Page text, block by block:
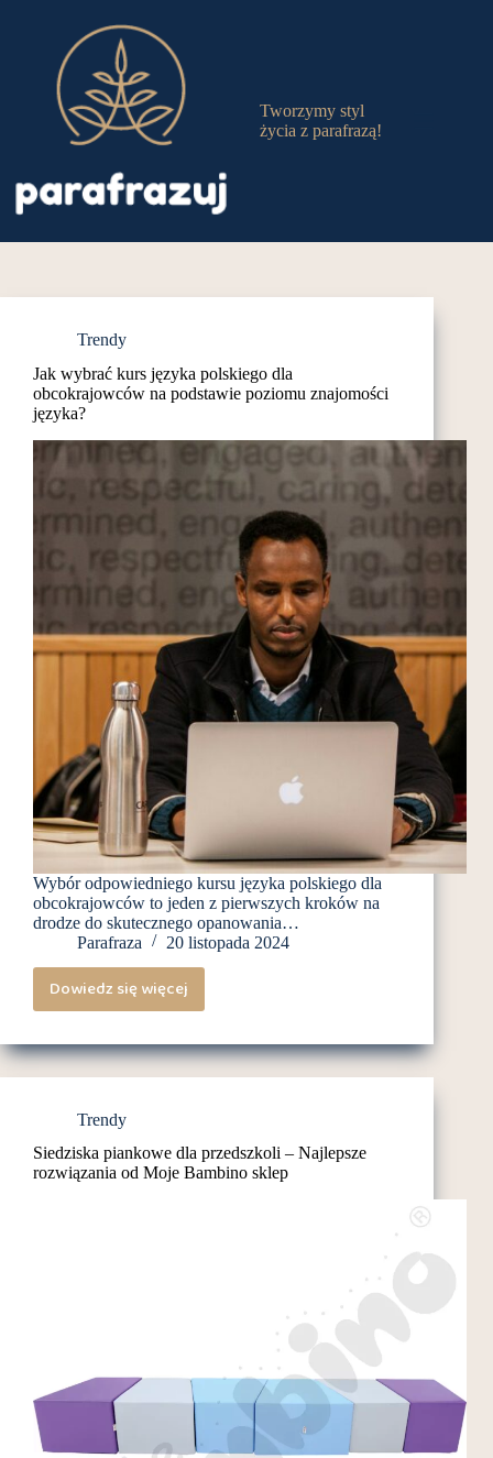
Tworzymy styl
życia z parafrazą!
Trendy
Jak wybrać kurs języka polskiego dla
obcokrajowców na podstawie poziomu znajomości
języka?
Wybór odpowiedniego kursu języka polskiego dla
obcokrajowców to jeden z pierwszych kroków na
drodze do skutecznego opanowania…
Parafraza
20 listopada 2024
Dowiedz się więcej
Jak
kurs
języka
dla
obcokrajowców
na
Trendy
Siedziska piankowe dla przedszkoli – Najlepsze
rozwiązania od Moje Bambino sklep